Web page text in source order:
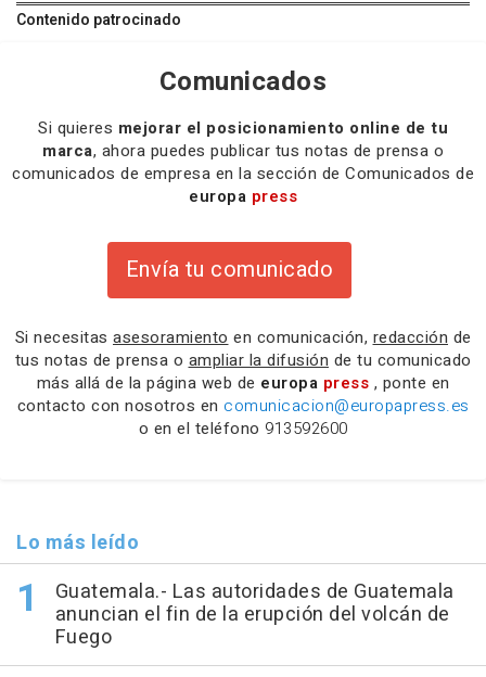
Contenido patrocinado
Comunicados
Si quieres mejorar el posicionamiento online de tu
marca, ahora puedes publicar tus notas de prensa o
comunicados de empresa en la sección de Comunicados de
europa press
Envía tu comunicado
Si necesitas asesoramiento en comunicación, redacción de
tus notas de prensa o ampliar la difusión de tu comunicado
más allá de la página web de europa press , ponte en
contacto con nosotros en comunicacion@europapress.es
o en el teléfono 913592600
Lo más leído
Guatemala.- Las autoridades de Guatemala
anuncian el fin de la erupción del volcán de
Fuego